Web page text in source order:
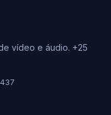
vídeo e áudio. +25